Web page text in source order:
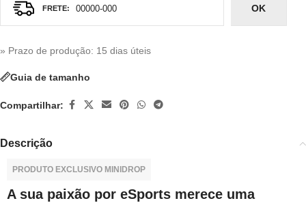
OK
» Prazo de produção: 15 dias úteis
Guia de tamanho
Compartilhar:
Descrição
PRODUTO EXCLUSIVO MINIDROP
A sua paixão por eSports merece uma